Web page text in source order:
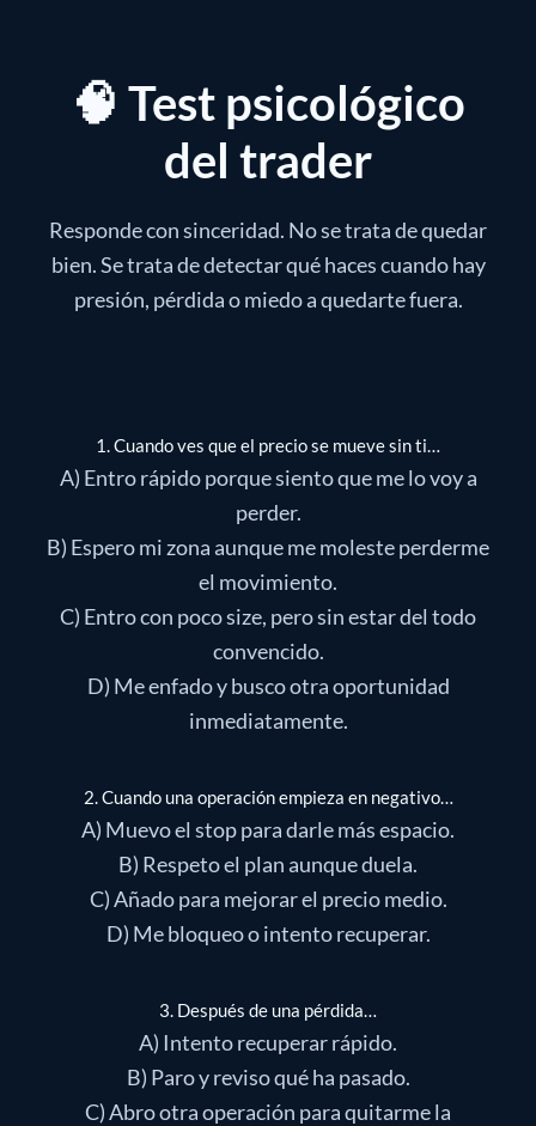
🧠 Test psicológico
del trader
Responde con sinceridad. No se trata de quedar
bien. Se trata de detectar qué haces cuando hay
presión, pérdida o miedo a quedarte fuera.
1. Cuando ves que el precio se mueve sin ti…
A) Entro rápido porque siento que me lo voy a
perder.
B) Espero mi zona aunque me moleste perderme
el movimiento.
C) Entro con poco size, pero sin estar del todo
convencido.
D) Me enfado y busco otra oportunidad
inmediatamente.
2. Cuando una operación empieza en negativo…
A) Muevo el stop para darle más espacio.
B) Respeto el plan aunque duela.
C) Añado para mejorar el precio medio.
D) Me bloqueo o intento recuperar.
3. Después de una pérdida…
A) Intento recuperar rápido.
B) Paro y reviso qué ha pasado.
C) Abro otra operación para quitarme la